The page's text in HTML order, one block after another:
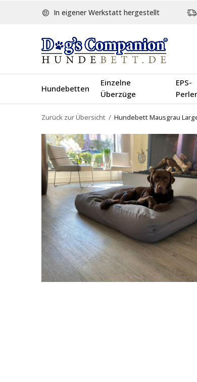
Hundebetten
Einzelne
Überzüge
EPS-
In eigener Werkstatt hergestellt
Zurück zur Übersicht Hundebett Mausgrau